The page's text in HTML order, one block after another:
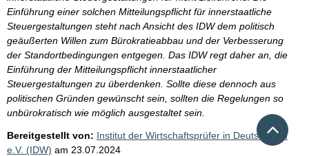
Einführung einer solchen Mitteilungspflicht für innerstaatliche
Steuergestaltungen steht nach Ansicht des IDW dem politisch
geäußerten Willen zum Bürokratieabbau und der Verbesserung
der Standortbedingungen entgegen. Das IDW regt daher an, die
Einführung der Mitteilungspflicht innerstaatlicher
Steuergestaltungen zu überdenken. Sollte diese dennoch aus
politischen Gründen gewünscht sein, sollten die Regelungen so
unbürokratisch wie möglich ausgestaltet sein.
Bereitgestellt von: Institut der Wirtschaftsprüfer in Deutschland
e.V. (IDW) am 23.07.2024